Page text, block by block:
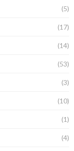
(5)
(17)
(14)
(53)
(3)
(10)
(1)
(4)